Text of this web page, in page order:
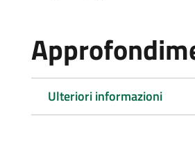
Ulteriori informazioni